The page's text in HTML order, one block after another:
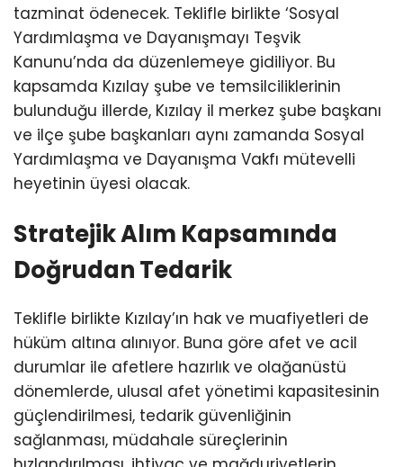
tazminat ödenecek. Teklifle birlikte ‘Sosyal
Yardımlaşma ve Dayanışmayı Teşvik
Kanunu’nda da düzenlemeye gidiliyor. Bu
kapsamda Kızılay şube ve temsilciliklerinin
bulunduğu illerde, Kızılay il merkez şube başkanı
ve ilçe şube başkanları aynı zamanda Sosyal
Yardımlaşma ve Dayanışma Vakfı mütevelli
heyetinin üyesi olacak.
Stratejik Alım Kapsamında
Doğrudan Tedarik
Teklifle birlikte Kızılay’ın hak ve muafiyetleri de
hüküm altına alınıyor. Buna göre afet ve acil
durumlar ile afetlere hazırlık ve olağanüstü
dönemlerde, ulusal afet yönetimi kapasitesinin
güçlendirilmesi, tedarik güvenliğinin
sağlanması, müdahale süreçlerinin